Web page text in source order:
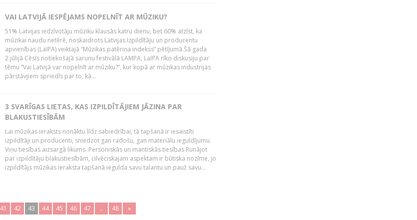
VAI LATVIJĀ IESPĒJAMS NOPELNĪT AR MŪZIKU?
51% Latvijas iedzīvotāju mūziku klausās katru dienu, bet 60% atzīst, ka
mūzikai naudu netērē, noskaidrots Latvijas Izpildītāju un producentu
apvienības (LaIPA) veiktajā “Mūzikas patēriņa indekss” pētījumā.Šā gada
2.jūlijā Cēsīs notiekošajā sarunu festivālā LAMPA, LaIPA rīko diskusiju par
tēmu “Vai Latvijā var nopelnīt ar mūziku?”, kur kopā ar mūzikas industrijas
pārstāvjiem spriedīs par to, kā...
3 SVARĪGAS LIETAS, KAS IZPILDĪTĀJIEM JĀZINA PAR
BLAKUSTIESĪBĀM
Lai mūzikas ieraksts nonāktu līdz sabiedrībai, tā tapšanā ir iesaistīti
izpildītāji un producenti, sniedzot gan radošu, gan materiālu ieguldījumu.
Viņu tiesības aizsargā likums. Personiskās un mantiskās tiesības Runājot
par izpildītāju blakustiesībām, cilvēciskajam aspektam ir būtiska nozīme, jo
izpildītājs mūzikas ieraksta tapšanā iegulda savu talantu un pauž savu...
41 42 43 44 45 46 47 .. 48 »